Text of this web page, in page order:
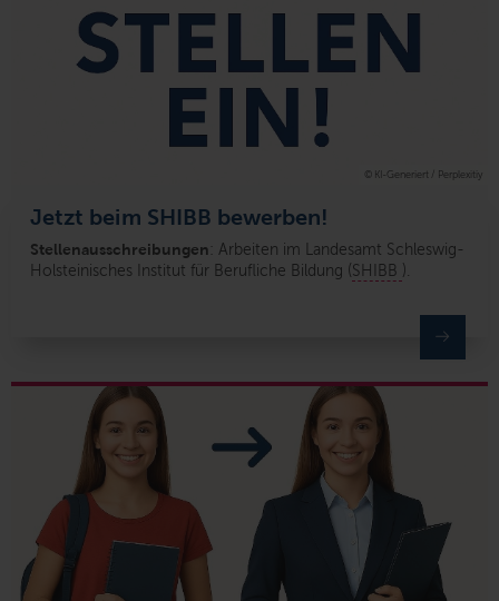
Jetzt beim SHIBB bewerben!
Stellenausschreibungen : Arbeiten im Landesamt Schleswig-
Holsteinisches Institut für Berufliche Bildung (SHIBB ).
© KI-Generiert / Perplexitiy